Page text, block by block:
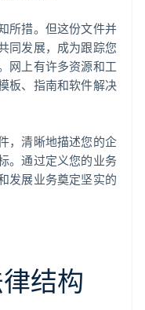
所措。但这份文件并
同发展，成为跟踪您
网上有许多资源和工
板、指南和软件解决
，清晰地描述您的企
。通过定义您的业务
发展业务奠定坚实的
结构